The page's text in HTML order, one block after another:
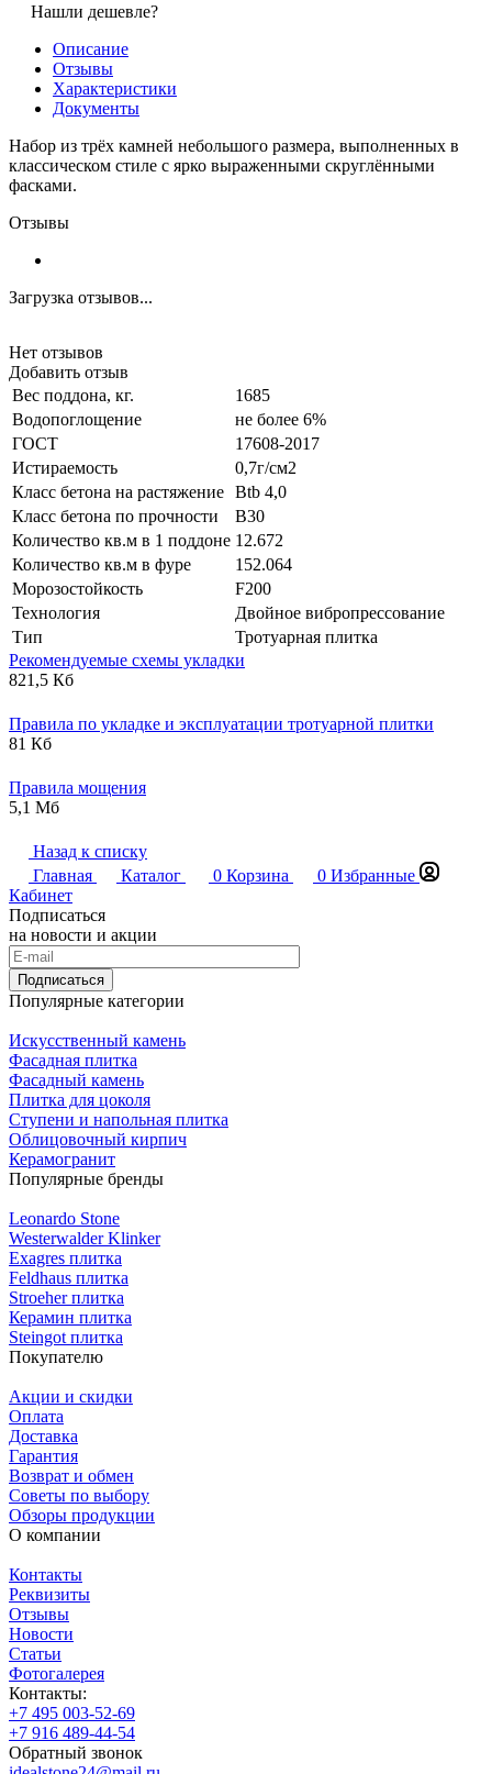
Нашли дешевле?
Описание
Отзывы
Характеристики
Документы
Набор из трёх камней небольшого размера, выполненных в
классическом стиле с ярко выраженными скруглёнными
фасками.
Отзывы
Загрузка отзывов...
Нет отзывов
Добавить отзыв
Вес поддона, кг.
1685
Водопоглощение
не более 6%
ГОСТ
17608-2017
Истираемость
0,7г/см2
Класс бетона на растяжение Btb 4,0
Класс бетона по прочности
B30
Количество кв.м в 1 поддоне 12.672
Количество кв.м в фуре
152.064
Морозостойкость
F200
Технология
Двойное вибропрессование
Тип
Тротуарная плитка
Рекомендуемые схемы укладки
821,5 Кб
Правила по укладке и эксплуатации тротуарной плитки
81 Кб
Правила мощения
5,1 Мб
Назад к списку
Главная
Каталог 0 Корзина 0 Избранные
Кабинет
Подписаться
на новости и акции
Подписаться
Популярные категории
Искусственный камень
Фасадная плитка
Фасадный камень
Плитка для цоколя
Ступени и напольная плитка
Облицовочный кирпич
Керамогранит
Популярные бренды
Leonardo Stone
Westerwalder Klinker
Exagres плитка
Feldhaus плитка
Stroeher плитка
Керамин плитка
Steingot плитка
Покупателю
Акции и скидки
Оплата
Доставка
Гарантия
Возврат и обмен
Советы по выбору
Обзоры продукции
О компании
Контакты
Реквизиты
Отзывы
Новости
Статьи
Фотогалерея
Контакты:
+7 495 003-52-69
+7 916 489-44-54
Обратный звонок